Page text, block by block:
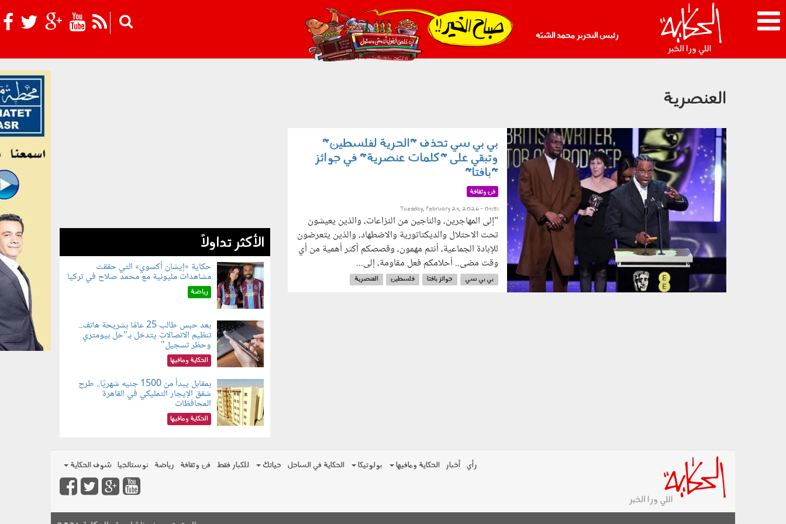
رئيس التحرير محمد الشبّه
021_2.png
العنصرية
240203.jpg
بي بي سي تحذف "الحرية لفلسطين"
وتبقي على "كلمات عنصرية" في جوائز
"بافتا"
فن وثقافة
Tuesday, February 24, 2026 - 04:51
"إلى المهاجرين، والناجين من النزاعات، والذين يعيشون
تحت الاحتلال والديكتاتورية والاضطهاد، والذين يتعرضون
للإبادة الجماعية، أنتم مهمون، وقصصكم أكثر أهمية من أي
وقت مضى.. أحلامكم فعل مقاومة، إلى...
بي بي سي جوائز بافتا فلسطين
العنصرية
الأكثر تداولاً
080802.jpg
حكاية «إيشان أكسوي» التي حققت
مشاهدات مليونية مع محمد صلاح في تركيا
رياضة
080803.jpg
بعد حبس طالب 25 عامًا بشريحة هاتف..
تنظيم الاتصالات يتدخل بـ"حل بيومتري
وحظر تسجيل"
الحكاية ومافيها
080801.jpg
بمقابل يبدأ من 1500 جنيه شهريًا.. طرح
شقق الإيجار التمليكي في القاهرة
المحافظات
الحكاية ومافيها
رأي أخبار الحكاية ومافيها بولوتيكا الحكاية في الساحل حياتك للكبار فقط فن وثقافة رياضة نوستالجيا شوف الحكاية